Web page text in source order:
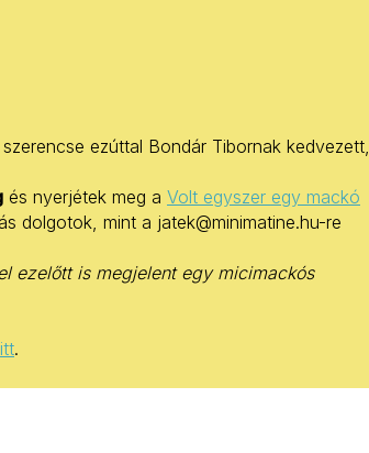
ezúttal Bondár Tibornak kedvezett,
és nyerjétek meg a Volt egyszer egy mackó
dolgotok, mint a jatek@minimatine.hu-re
ezelőtt is megjelent egy micimackós
itt.